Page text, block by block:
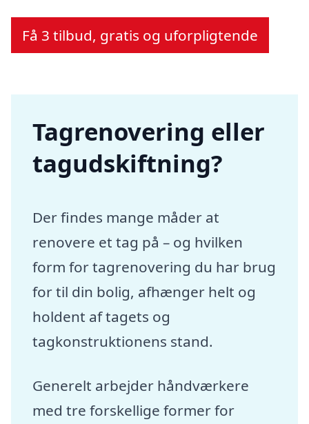
Få 3 tilbud, gratis og uforpligtende
Tagrenovering eller
tagudskiftning?
Der findes mange måder at
renovere et tag på – og hvilken
form for tagrenovering du har brug
for til din bolig, afhænger helt og
holdent af tagets og
tagkonstruktionens stand.
Generelt arbejder håndværkere
med tre forskellige former for